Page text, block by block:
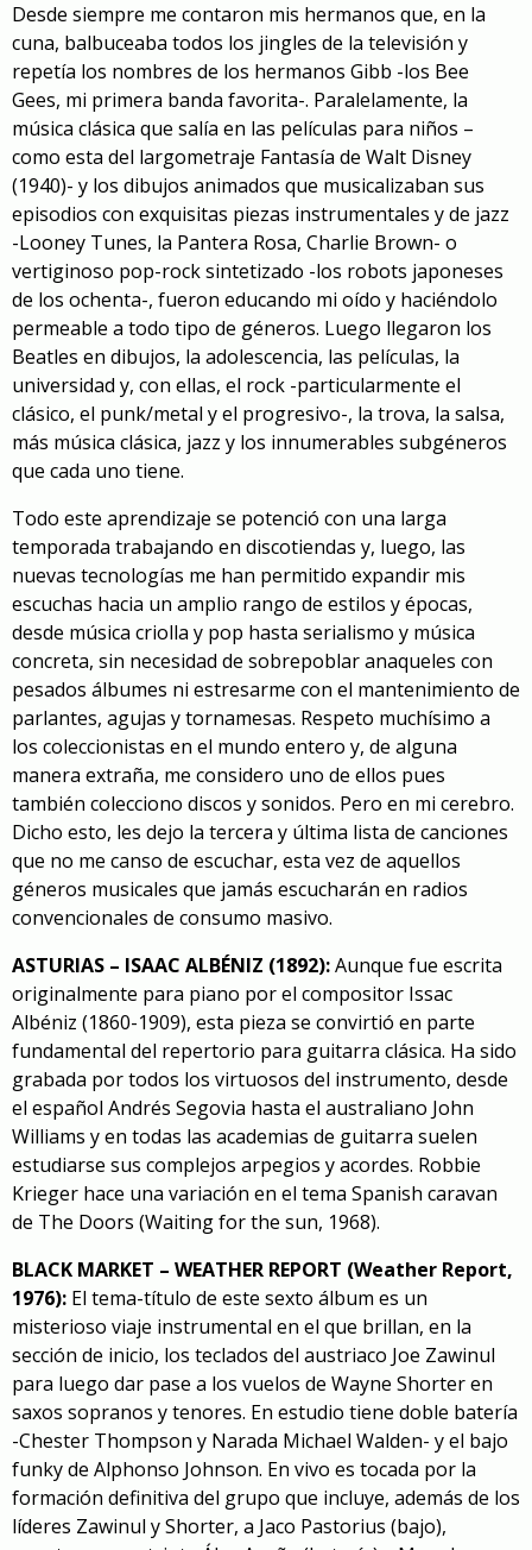
Desde siempre me contaron mis hermanos que, en la
cuna, balbuceaba todos los jingles de la televisión y
repetía los nombres de los hermanos Gibb -los Bee
Gees, mi primera banda favorita-. Paralelamente, la
música clásica que salía en las películas para niños –
como esta del largometraje Fantasía de Walt Disney
(1940)- y los dibujos animados que musicalizaban sus
episodios con exquisitas piezas instrumentales y de jazz
-Looney Tunes, la Pantera Rosa, Charlie Brown- o
vertiginoso pop-rock sintetizado -los robots japoneses
de los ochenta-, fueron educando mi oído y haciéndolo
permeable a todo tipo de géneros. Luego llegaron los
Beatles en dibujos, la adolescencia, las películas, la
universidad y, con ellas, el rock -particularmente el
clásico, el punk/metal y el progresivo-, la trova, la salsa,
más música clásica, jazz y los innumerables subgéneros
que cada uno tiene.
Todo este aprendizaje se potenció con una larga
temporada trabajando en discotiendas y, luego, las
nuevas tecnologías me han permitido expandir mis
escuchas hacia un amplio rango de estilos y épocas,
desde música criolla y pop hasta serialismo y música
concreta, sin necesidad de sobrepoblar anaqueles con
pesados álbumes ni estresarme con el mantenimiento de
parlantes, agujas y tornamesas. Respeto muchísimo a
los coleccionistas en el mundo entero y, de alguna
manera extraña, me considero uno de ellos pues
también colecciono discos y sonidos. Pero en mi cerebro.
Dicho esto, les dejo la tercera y última lista de canciones
que no me canso de escuchar, esta vez de aquellos
géneros musicales que jamás escucharán en radios
convencionales de consumo masivo.
ASTURIAS – ISAAC ALBÉNIZ (1892):Aunque fue escrita
originalmente para piano por el compositor Issac
Albéniz (1860-1909), esta pieza se convirtió en parte
fundamental del repertorio para guitarra clásica. Ha sido
grabada por todos los virtuosos del instrumento, desde
el español Andrés Segovia hasta el australiano John
Williams y en todas las academias de guitarra suelen
estudiarse sus complejos arpegios y acordes. Robbie
Krieger hace una variación en el tema Spanish caravan
de The Doors (Waiting for the sun, 1968).
BLACK MARKET – WEATHER REPORT (Weather Report,
1976): El tema-título de este sexto álbum es un
misterioso viaje instrumental en el que brillan, en la
sección de inicio, los teclados del austriaco Joe Zawinul
para luego dar pase a los vuelos de Wayne Shorter en
saxos sopranos y tenores. En estudio tiene doble batería
-Chester Thompson y Narada Michael Walden- y el bajo
funky de Alphonso Johnson. En vivo es tocada por la
formación definitiva del grupo que incluye, además de los
líderes Zawinul y Shorter, a Jaco Pastorius (bajo),